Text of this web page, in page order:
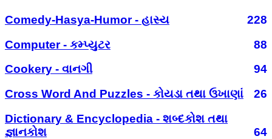
Comedy-Hasya-Humor - હાસ્ય
228
Computer - કમ્પ્યુટર
88
Cookery - વાનગી
94
Cross Word And Puzzles - કોયડા તથા ઉખાણાં
26
Dictionary & Encyclopedia - શબ્દકોશ તથા
જ્ઞાનકોશ
64